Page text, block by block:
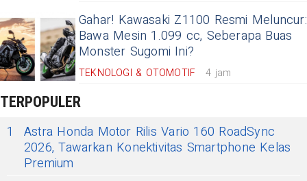
Gahar! Kawasaki Z1100 Resmi Meluncur:
Bawa Mesin 1.099 cc, Seberapa Buas
Monster Sugomi Ini?
TEKNOLOGI & OTOMOTIF 4 jam
TERPOPULER
1
Astra Honda Motor Rilis Vario 160 RoadSync
2026, Tawarkan Konektivitas Smartphone Kelas
Premium